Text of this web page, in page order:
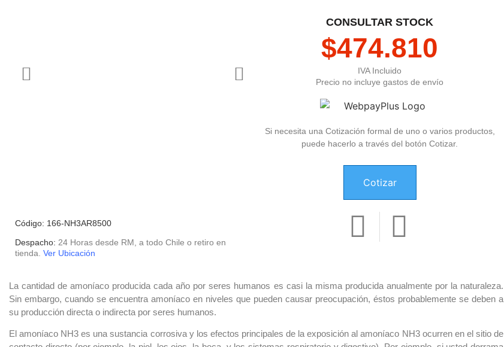
Código: 166-NH3AR8500
Despacho: 24 Horas desde RM, a todo Chile o retiro en
tienda. Ver Ubicación
CONSULTAR STOCK
$474.810
IVA Incluido
Precio no incluye gastos de envío
Si necesita una Cotización formal de uno o varios productos,
puede hacerlo a través del botón Cotizar.
Cotizar
La cantidad de amoníaco producida cada año por seres humanos es casi la misma producida anualmente por la naturaleza.
Sin embargo, cuando se encuentra amoníaco en niveles que pueden causar preocupación, éstos probablemente se deben a
su producción directa o indirecta por seres humanos.
El amoníaco NH3 es una sustancia corrosiva y los efectos principales de la exposición al amoníaco NH3 ocurren en el sitio de